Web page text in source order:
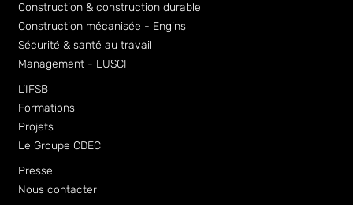
Construction & construction durable
Construction mécanisée - Engins
Sécurité & santé au travail
Management - LUSCI
L’IFSB
Formations
Projets
Le Groupe CDEC
Presse
Nous contacter